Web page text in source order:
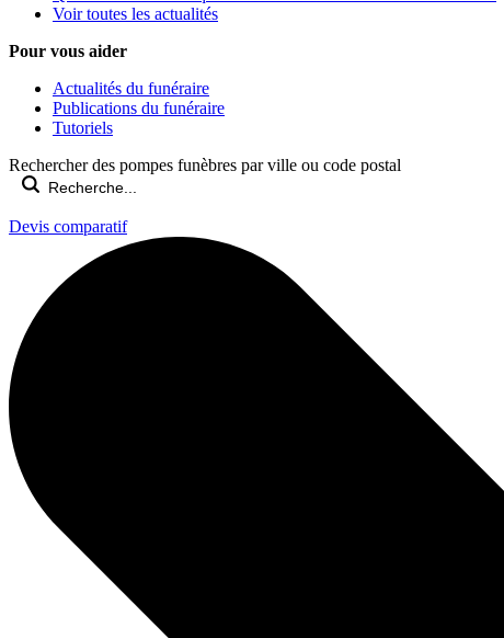
Voir toutes les actualités
Pour vous aider
Actualités du funéraire
Publications du funéraire
Tutoriels
Rechercher des pompes funèbres par ville ou code postal
Devis comparatif